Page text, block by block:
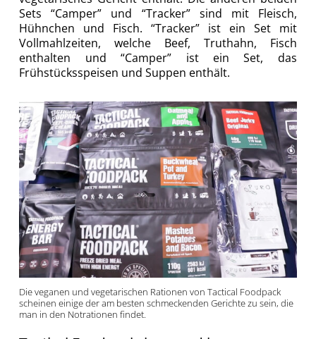
Sets “Camper” und “Tracker” sind mit Fleisch,
Hühnchen und Fisch. “Tracker” ist ein Set mit
Vollmahlzeiten, welche Beef, Truthahn, Fisch
enthalten und “Camper” ist ein Set, das
Frühstücksspeisen und Suppen enthält.
Die veganen und vegetarischen Rationen von Tactical Foodpack
scheinen einige der am besten schmeckenden Gerichte zu sein, die
man in den Notrationen findet.